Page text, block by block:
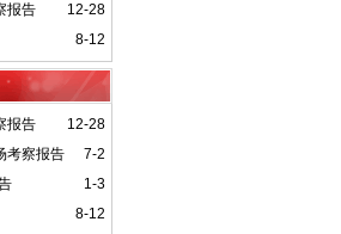
12-28
报告
8-12
12-28
报告
7-2
考察报告
1-3
8-12